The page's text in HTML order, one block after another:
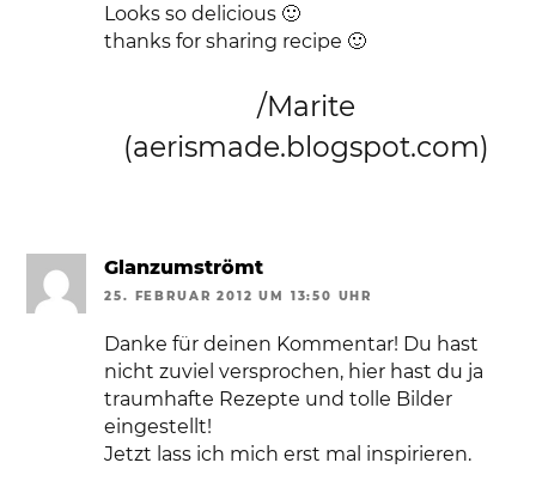
Looks so delicious 🙂
thanks for sharing recipe 🙂
/Marite
(aerismade.blogspot.com)
Glanzumströmt
25. FEBRUAR 2012 UM 13:50 UHR
Danke für deinen Kommentar! Du hast
nicht zuviel versprochen, hier hast du ja
traumhafte Rezepte und tolle Bilder
eingestellt!
Jetzt lass ich mich erst mal inspirieren.